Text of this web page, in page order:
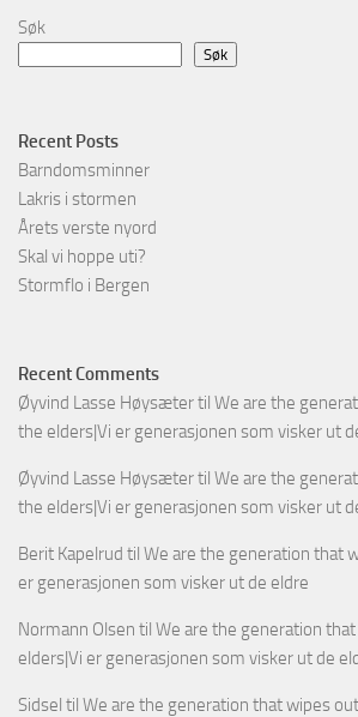
Søk
Søk
Recent Posts
Barndomsminner
Lakris i stormen
Årets verste nyord
Skal vi hoppe uti?
Stormflo i Bergen
Recent Comments
Øyvind Lasse Høysætertil We are the
the elders|Vi er generasjonen som visker ut
Øyvind Lasse Høysætertil We are the
the elders|Vi er generasjonen som visker ut
Berit Kapelrud til We are the generation that
er generasjonen som visker ut de eldre
Normann Olsen til We are the generation
elders|Vi er generasjonen som visker ut de
Sidsel til We are the generation that wipes